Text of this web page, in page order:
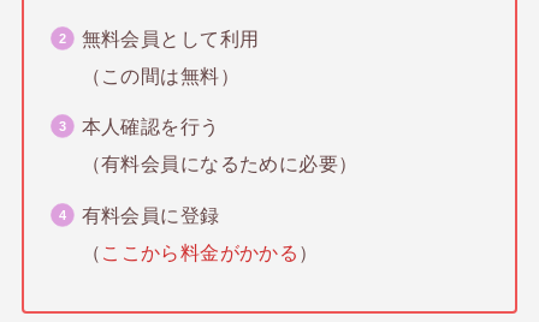
無料会員として利用
（この間は無料）
本人確認を行う
（有料会員になるために必要）
有料会員に登録
（ ここから料金がかかる ）